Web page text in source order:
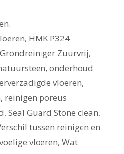
, HMK P324
Zuurvrij,
, onderhoud
vloeren,
, reinigen poreus
, Seal Guard Stone clean,
tussen reinigen en
vloeren, Wat